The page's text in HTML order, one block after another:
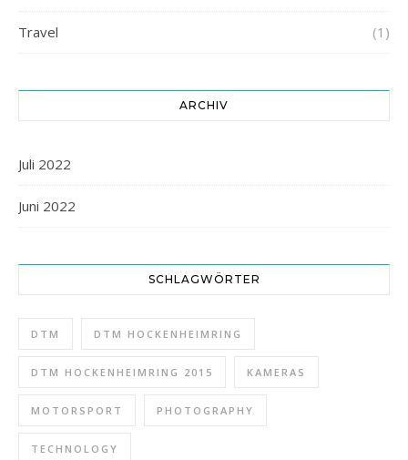
Travel (1)
ARCHIV
Juli 2022
Juni 2022
SCHLAGWÖRTER
DTM DTM HOCKENHEIMRING
DTM HOCKENHEIMRING 2015 KAMERAS
MOTORSPORT PHOTOGRAPHY
TECHNOLOGY